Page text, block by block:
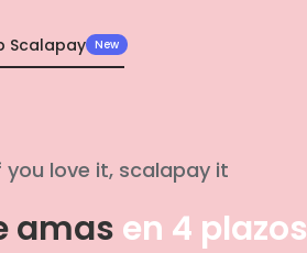
Scalapay New
you love it, scalapay it
amas en 4 plazos